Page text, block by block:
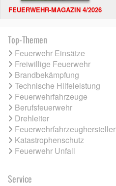
FEUERWEHR-MAGAZIN 4/2026
Top-Themen
Feuerwehr Einsätze
Freiwillige Feuerwehr
Brandbekämpfung
Technische Hilfeleistung
Feuerwehrfahrzeuge
Berufsfeuerwehr
Drehleiter
Feuerwehrfahrzeughersteller
Katastrophenschutz
Feuerwehr Unfall
Service